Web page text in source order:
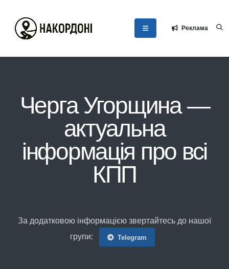
Реклама
Черга Угорщина —
актуальна
інформація про всі
КПП
За додатковою інформацією звертайтесь до нашої
групи:
Telegram